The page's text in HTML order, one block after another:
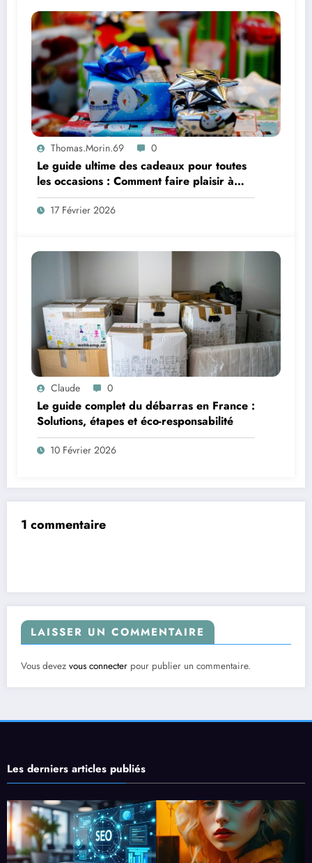
Thomas.Morin.69 0
Le guide ultime des cadeaux pour toutes
les occasions : Comment faire plaisir à
coup sûr en 2026
17 Février 2026
Claude 0
Le guide complet du débarras en France :
Solutions, étapes et éco-responsabilité
10 Février 2026
1 commentaire
LAISSER UN COMMENTAIRE
Vous devez vous connecter pour publier un commentaire.
Les derniers articles publiés